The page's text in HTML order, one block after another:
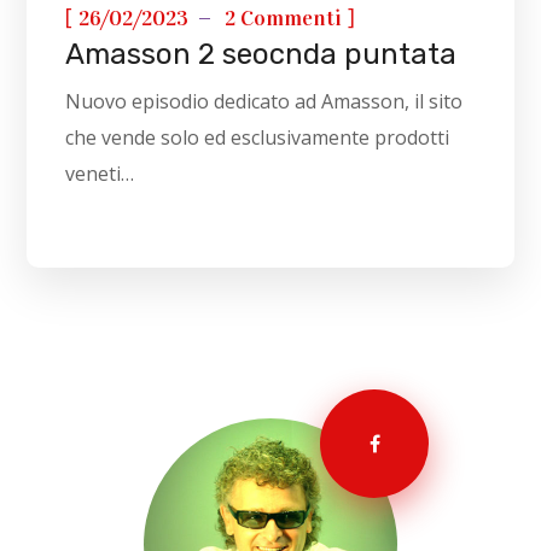
[ 26/02/2023 2 Commenti ]
Amasson 2 seocnda puntata
Nuovo episodio dedicato ad Amasson, il sito
che vende solo ed esclusivamente prodotti
veneti…